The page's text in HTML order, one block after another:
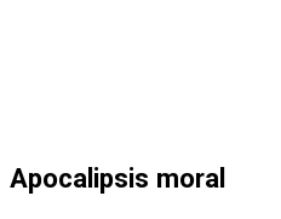
Apocalipsis moral